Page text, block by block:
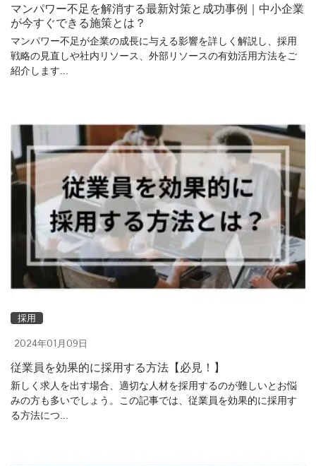
マンパワー不足を解消する最新対策と成功事例｜中小企業
が今すぐできる施策とは？
マンパワー不足が企業の成長に与える影響を詳しく解説し、採用
戦略の見直しや社内リソース、外部リソースの有効活用方法をご
紹介します...
採用
2024年01月09日
従業員を効果的に採用する方法【必見！】
新しく求人を出す場合、適切な人材を採用するのが難しいとお悩
みの方も多いでしょう。この記事では、従業員を効果的に採用す
る方法につ...